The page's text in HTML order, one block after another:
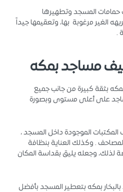
المسجد وتطهيرها
الغير مرغوبة بها، وتعقيمها جيداً
.
مساجد بمكه
بثقة كبيرة من جانب جميع
على أعلى مستوى وبصورة
الموجودة داخل المسجد ،
. وكذلك العناية بنظافة
لذلك، وجعله يليق بقداسة المكان
بمكه بتعطير المسجد بأفضل